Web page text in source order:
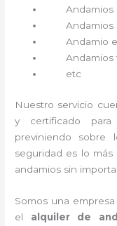
Andamios
Andamios
Andamio
Andamios
etc
Nuestro servicio
y certificado para
previniendo sobre
seguridad es lo
andamios sin
Somos una
el alquiler de